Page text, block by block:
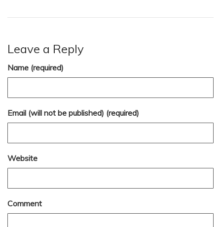
Leave a Reply
Name (required)
Email (will not be published) (required)
Website
Comment